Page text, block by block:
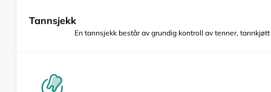
Tannsjekk
En tannsjekk består av grundig kontroll av tenner,